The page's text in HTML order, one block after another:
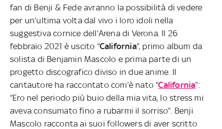
fan di Benji & Fede avranno la possibilità di vedere
per un’ultima volta dal vivo i loro idoli nella
suggestiva cornice dell’Arena di Verona. Il 26
febbraio 2021 è uscito “California”, primo album da
solista di Benjamin Mascolo e prima parte di un
progetto discografico diviso in due anime. Il
cantautore ha raccontato com’è nato “California”:
“Ero nel periodo più buio della mia vita, lo stress mi
aveva consumato fino a rubarmi il sorriso”. Benji
Mascolo racconta ai suoi followers di aver scritto